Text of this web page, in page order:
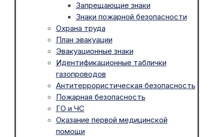
Запрещающие знаки
Знаки пожарной безопасности
Охрана труда
План эвакуации
Эвакуационные знаки
Идентификационные таблички
газопроводов
Антитеррористическая безопасность
Пожарная безопасность
ГО и ЧС
Оказание первой медицинской
помощи